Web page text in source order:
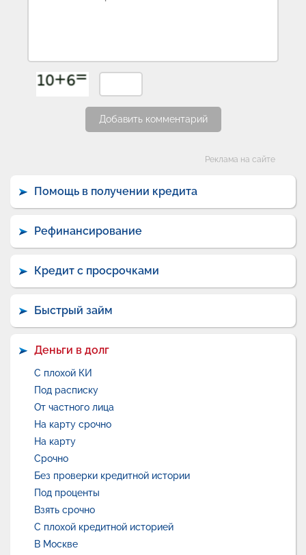
Добавить комментарий
Реклама на сайте
Помощь в получении кредита
Рефинансирование
Кредит с просрочками
Быстрый займ
Деньги в долг
С плохой КИ
Под расписку
От частного лица
На карту срочно
На карту
Срочно
Без проверки кредитной истории
Под проценты
Взять срочно
С плохой кредитной историей
В Москве